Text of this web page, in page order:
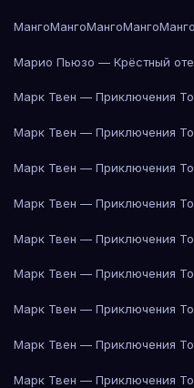
МангоМангоМангоМангоМанго
Марио Пьюзо — Крёстный
Марк Твен — Приключения
Марк Твен — Приключения
Марк Твен — Приключения
Марк Твен — Приключения
Марк Твен — Приключения
Марк Твен — Приключения
Марк Твен — Приключения
Марк Твен — Приключения
Марк Твен — Приключения